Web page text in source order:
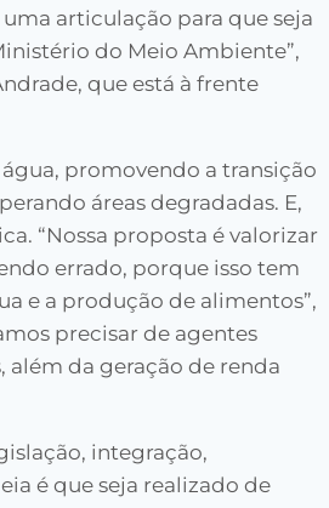
articulação para que seja
do Meio Ambiente”,
que está à frente
promovendo a transição
áreas degradadas. E,
“Nossa proposta é valorizar
errado, porque isso tem
e a produção de alimentos”,
precisar de agentes
da geração de renda
integração,
é que seja realizado de